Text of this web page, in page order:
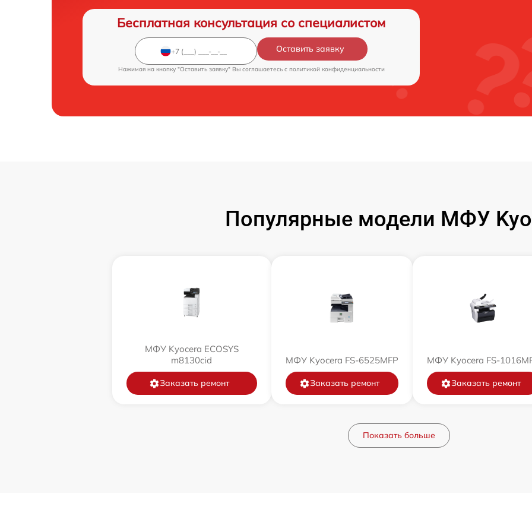
Бесплатная консультация со специалистом
Оставить заявку
Нажимая на кнопку "Оставить заявку" Вы соглашаетесь c политикой конфиденциальности
Популярные модели МФУ
МФУ Kyocera ECOSYS
m8130cid
Заказать ремонт
МФУ Kyocera FS-6525MFP
Заказать ремонт
МФУ Kyocera FS-
Заказать ремонт
Показать больше